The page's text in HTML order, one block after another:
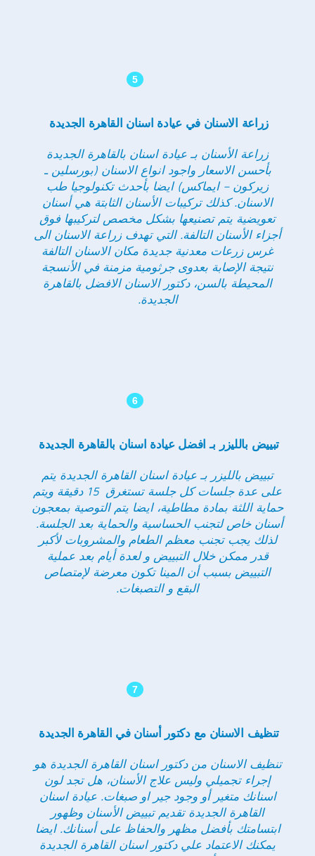
5
زراعة الاسنان في عيادة اسنان القاهرة الجديدة
زراعة الأسنان بـ عيادة اسنان بالقاهرة الجديدة
بأحسن الاسعار واجود انواع الاسنان (بورسلين ـ
زيركون – ايماكس) ايضا بأحدث تكنولوجيا طب
الاسنان. كذلك تركيبات الأسنان الثابتة هي أسنان
تعويضية يتم تصنيعها بشكل مخصص لتركيبها فوق
أجزاء الأسنان التالفة. التي تهدف زراعة الاسنان الى
غرس زرعات معدنية جديدة مكان الاسنان التالفة
نتيجة الإصابة بعدوى جرثومية مزمنة في الأنسجة
المحيطة بالسن، دكتور الاسنان الافضل بالقاهرة
الجديدة.
6
تبييض بالليزر بـ افضل عيادة اسنان بالقاهرة الجديدة
تبييض بالليزر بـ عيادة اسنان القاهرة الجديدة يتم
على عدة جلسات كل جلسة تستغرق 15 دقيقة ويتم
حماية اللثة بمادة مطاطية، ايضا يتم التوصية بمعجون
أسنان خاص لتجنب الحساسية والحماية بعد الجلسة.
لذلك يجب تجنب معظم الطعام والمشروبات لأكبر
قدر ممكن خلال التبييض و لعدة أيام بعد عملية
التبييض بسبب أن المينا تكون معرضة لإمتصاص
البقع و التصبغات.
7
تنظيف الاسنان مع دكتور أسنان في القاهرة الجديدة
تنظيف الاسنان من دكتور اسنان القاهرة الجديدة هو
إجراء تجميلي وليس علاج الأسنان، هل تجد لون
اسنانك متغير أو وجود جير او صبغات. عيادة اسنان
القاهرة الجديدة تقديم تبييض الأسنان وظهور
ابتسامتك بأفضل مظهر والحفاظ على أسنانك. ايضا
يمكنك الاعتماد علي دكتور اسنان القاهرة الجديدة